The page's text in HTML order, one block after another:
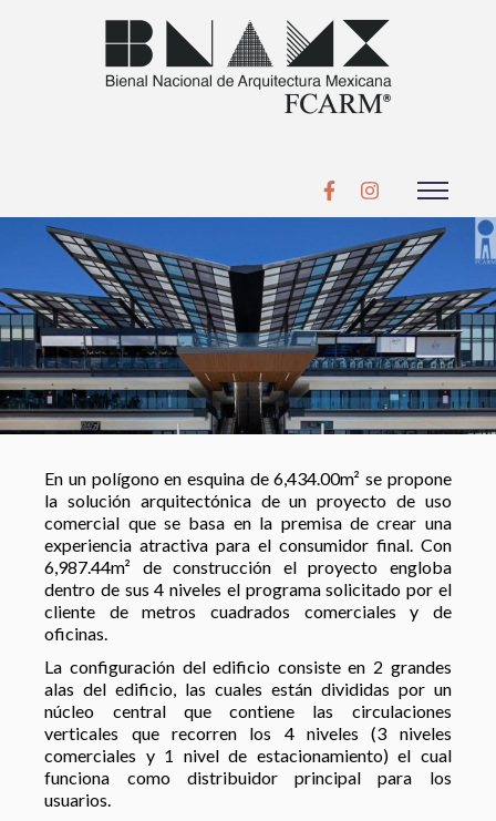
En un polígono en esquina de 6,434.00m² se propone
la solución arquitectónica de un proyecto de uso
comercial que se basa en la premisa de crear una
experiencia atractiva para el consumidor final. Con
6,987.44m² de construcción el proyecto engloba
dentro de sus 4 niveles el programa solicitado por el
cliente de metros cuadrados comerciales y de
oficinas.
La configuración del edificio consiste en 2 grandes
alas del edificio, las cuales están divididas por un
núcleo central que contiene las circulaciones
verticales que recorren los 4 niveles (3 niveles
comerciales y 1 nivel de estacionamiento) el cual
funciona como distribuidor principal para los
usuarios.